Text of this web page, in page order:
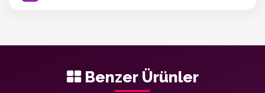
Benzer Ürünler